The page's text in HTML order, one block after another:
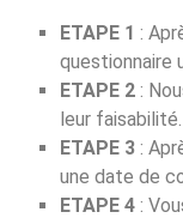
ETAPE 1 :
questionnaire
ETAPE 2 :
leur faisabilité.
ETAPE 3 :
une date de
ETAPE 4 :